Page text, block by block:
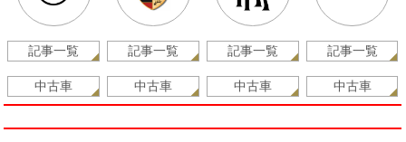
記事一覧
中古車
記事一覧
中古車
記事一覧
中古車
記事一覧
中古車